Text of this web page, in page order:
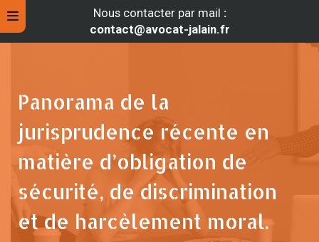
Nous contacter par mail :
contact@avocat-jalain.fr
Panorama de la
jurisprudence récente en
matière d’obligation de
sécurité, de discrimination
et de harcèlement moral.